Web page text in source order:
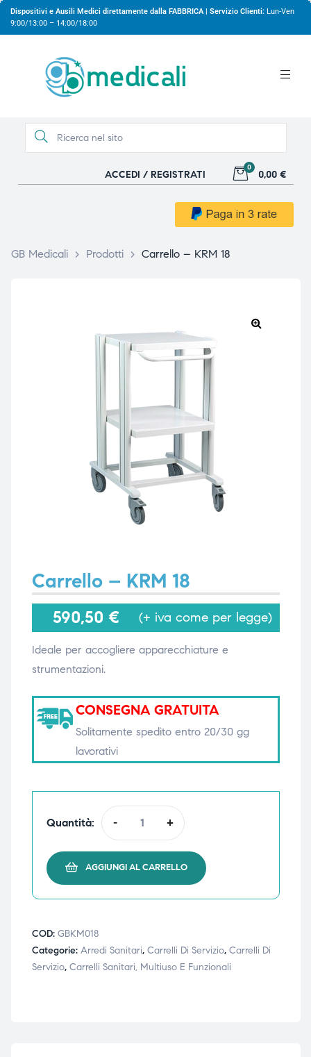
Dispositivi e Ausili Medici direttamente dalla FABBRICA | Servizio Clienti: Lun-Ven
9:00/13:00 – 14:00/18:00
ACCEDI / REGISTRATI
0
0,00 €
GB Medicali > Prodotti > Carrello – KRM 18
Carrello – KRM 18
590,50 € (+ iva come per legge)
Ideale per accogliere apparecchiature e
strumentazioni.
CONSEGNA GRATUITA
Solitamente spedito entro 20/30 gg
lavorativi
Quantità: - +
AGGIUNGI AL CARRELLO
COD: GBKM018
Categorie: Arredi Sanitari, Carrelli Di Servizio, Carrelli Di
Servizio, Carrelli Sanitari, Multiuso E Funzionali